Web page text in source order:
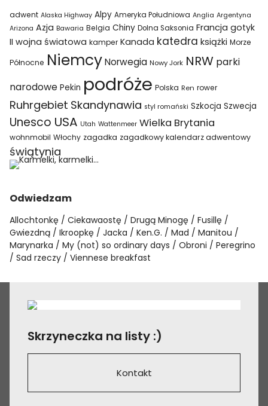
adwent Alaska Highway Alpy Ameryka Południowa Anglia Argentyna
Arizona Azja Bawaria Belgia Chiny Dolna Saksonia Francja gotyk
II wojna światowa kamper Kanada katedra książki Morze
Północne Niemcy Norwegia Nowy Jork NRW parki
narodowe Pekin podróże Polska Ren rower
Ruhrgebiet Skandynawia styl romański Szkocja Szwecja
Unesco USA Utah Wattenmeer Wielka Brytania
wohnmobil Włochy zagadka zagadkowy kalendarz adwentowy
świątynia
Odwiedzam
Allochtonkę Ciekawaostę Drugą Minogę
Fusillę
Gwiezdną
Ikroopkę Jacka Ken.G. Mad
Manitou
Marynarka
My (not) so ordinary days Obroni
Peregrino
Sad rzeczy
Viennese breakfast
Skrzyneczka na listy :)
Kontakt